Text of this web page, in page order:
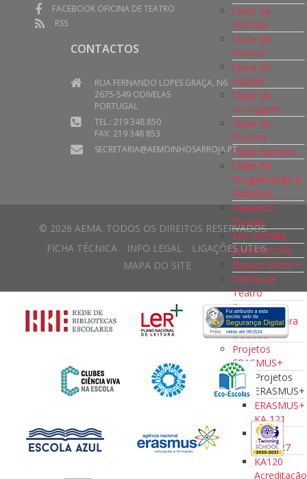
Clube da
História
Clube da
Música
Clube do
Azulejo
Clube da
reciclagem
Clube do
Cinema
Clube Europeu
Clube de
Programação e
Robótica
Desporto
Escolar
Eco-Escolas
Jornal Escolar
Espaço Saber +
Oficina de
Teatro
Projeto
Educação para
a Saúde
Projetos
ERASMUS+
Projetos
ERASMUS+
ERASMUS+
KA 121
KA121
2023/27
KA120
Acreditação
FACEBOOK OFICINA DE TEATRO
RSS
CONTACTOS
RUA FERNANDO LOPES GRAÇA, N6
2675-549 ODIVELAS
PORTUGAL
TEL.: 219 348 850
FAX: 219 348 853
SECRETARIA@AEMOINHOSARROJA.PT
© 2026 AEMA. TODOS OS DIREITOS RESERVADOS.
FICHA TÉCNICA
INFO LEGAL
LIGAÇÕES ÚTEIS
MAPA DO SITE